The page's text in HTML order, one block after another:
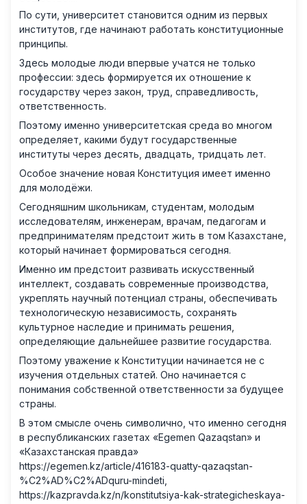
По сути, университет становится одним из первых
институтов, где начинают работать конституционные
принципы.
Здесь молодые люди впервые учатся не только
профессии: здесь формируется их отношение к
государству через закон, труд, справедливость,
ответственность.
Поэтому именно университетская среда во многом
определяет, какими будут государственные
институты через десять, двадцать, тридцать лет.
Особое значение новая Конституция имеет именно
для молодёжи.
Сегодняшним школьникам, студентам, молодым
исследователям, инженерам, врачам, педагогам и
предпринимателям предстоит жить в том Казахстане,
который начинает формироваться сегодня.
Именно им предстоит развивать искусственный
интеллект, создавать современные производства,
укреплять научный потенциал страны, обеспечивать
технологическую независимость, сохранять
культурное наследие и принимать решения,
определяющие дальнейшее развитие государства.
Поэтому уважение к Конституции начинается не с
изучения отдельных статей. Оно начинается с
понимания собственной ответственности за будущее
страны.
В этом смысле очень символично, что именно сегодня
в республиканских газетах «Egemen Qazaqstan» и
«Казахстанская правда»
https://egemen.kz/article/416183-quatty-qazaqstan-
%C2%AD%C2%ADquru-mindeti
https://kazpravda.kz/n/konstitutsiya-kak-strategicheskaya-